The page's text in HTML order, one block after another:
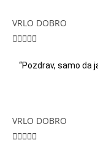
VRLO DOBRO

“Pozdrav, samo da
VRLO DOBRO
